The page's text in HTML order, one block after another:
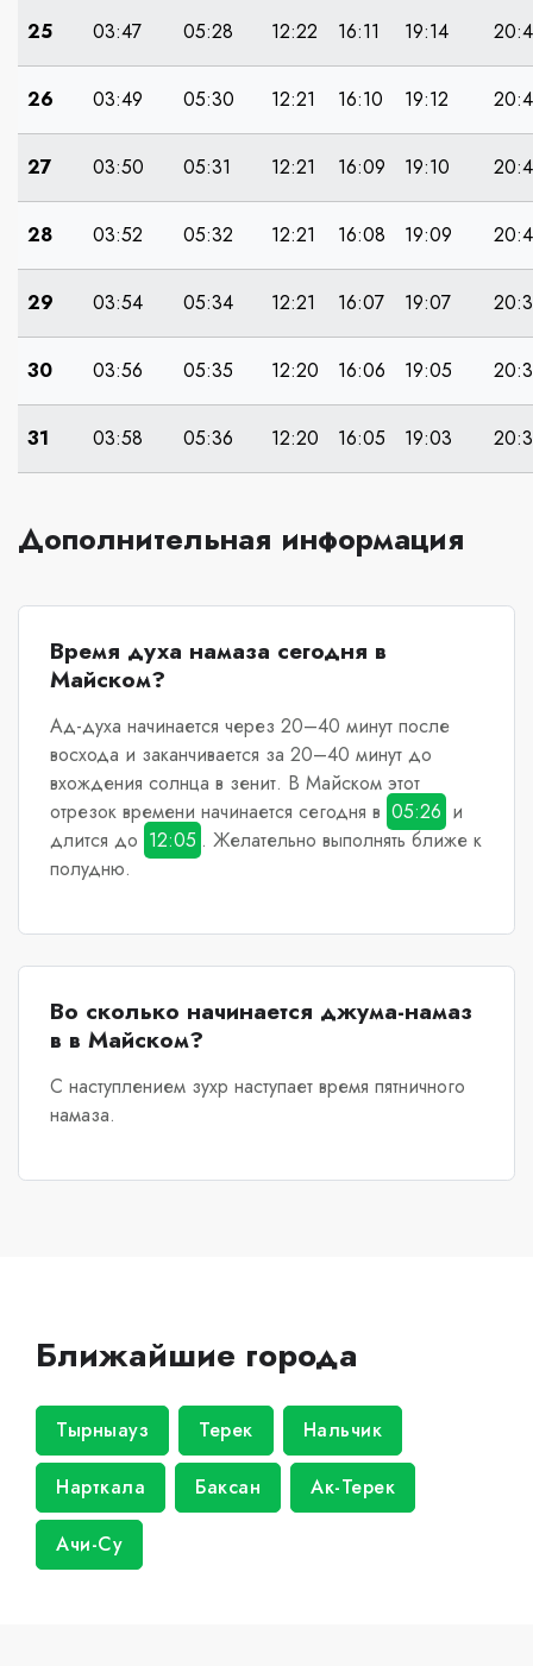
25 03:47 05:28 12:22 16:11 19:14
26 03:49 05:30 12:21 16:10 19:12
27 03:50 05:31 12:21 16:09 19:10
28 03:52 05:32 12:21 16:08 19:09
29 03:54 05:34 12:21 16:07 19:07
30 03:56 05:35 12:20 16:06 19:05
31 03:58 05:36 12:20 16:05 19:03
Дополнительная информация
Время духа намаза сегодня в
Майском?
Ад-духа начинается через 20–40 минут после
восхода и заканчивается за 20–40 минут до
вхождения солнца в зенит. В Майскомэтот
отрезок времени начинается сегодня в 05:26 и
длится до 12:05 . Желательно выполнять ближе к
полудню.
Во сколько начинается джума-намаз
в в Майском?
С наступлением зухр наступает время пятничного
намаза.
Ближайшие города
Тырныауз Терек Нальчик
Нарткала Баксан Ак-Терек
Ачи-Су